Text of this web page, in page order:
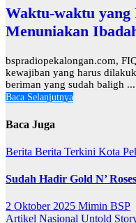
Waktu-waktu
Menuniakan
bspradiopekalongan.com,
kewajiban yang harus
beriman yang sudah baligh ...
Baca Selanjutnya
Baca Juga
Berita Berita Terkini Kota
Sudah Hadir Gold N’
2 Oktober 2025 Mimin BSP
Artikel Nasional Untold